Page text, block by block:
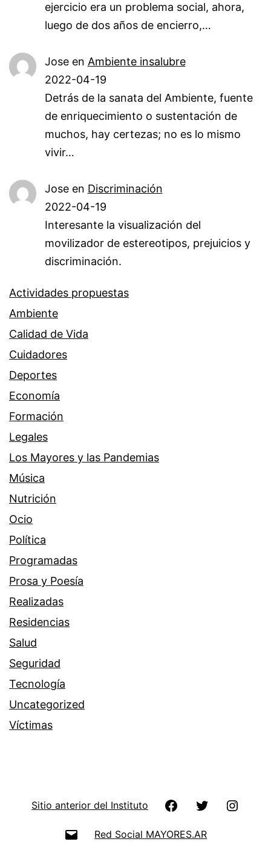
ejercicio era un problema social, ahora,
luego de dos años de encierro,…
Joseen Ambiente insalubre
2022-04-19
Detrás de la sanata del Ambiente, fuente
de enriquecimiento o sustentación de
muchos, hay certezas; no es lo mismo
vivir…
Joseen Discriminación
2022-04-19
Interesante la visualización del
movilizador de estereotipos, prejuicios y
discriminación.
Actividades propuestas
Ambiente
Calidad de Vida
Cuidadores
Deportes
Economía
Formación
Legales
Los Mayores y las Pandemias
Música
Nutrición
Ocio
Política
Programadas
Prosa y Poesía
Realizadas
Residencias
Salud
Seguridad
Tecnología
Uncategorized
Víctimas
Sitio anterior del Instituto FacebookTwitter
EmailRed Social MAYORES.AR